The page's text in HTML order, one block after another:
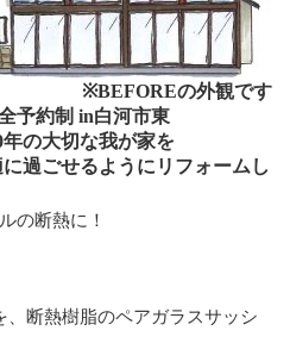
※BEFOREの外観です
予約制 in白河市東
の大切な我が家を
過ごせるようにリフォームし
の断熱に！
断熱樹脂のペアガラスサッシ